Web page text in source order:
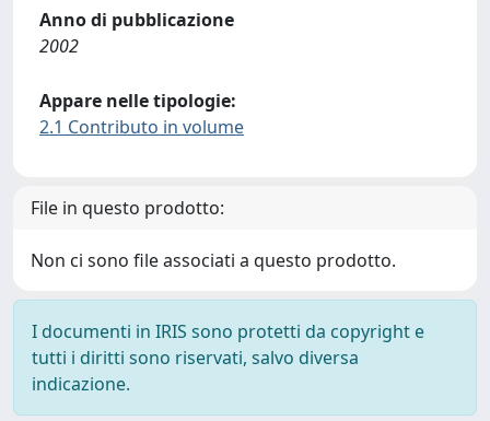
Anno di pubblicazione
2002
Appare nelle tipologie:
2.1 Contributo in volume
File in questo prodotto:
Non ci sono file associati a questo prodotto.
I documenti in IRIS sono protetti da copyright e
tutti i diritti sono riservati, salvo diversa
indicazione.